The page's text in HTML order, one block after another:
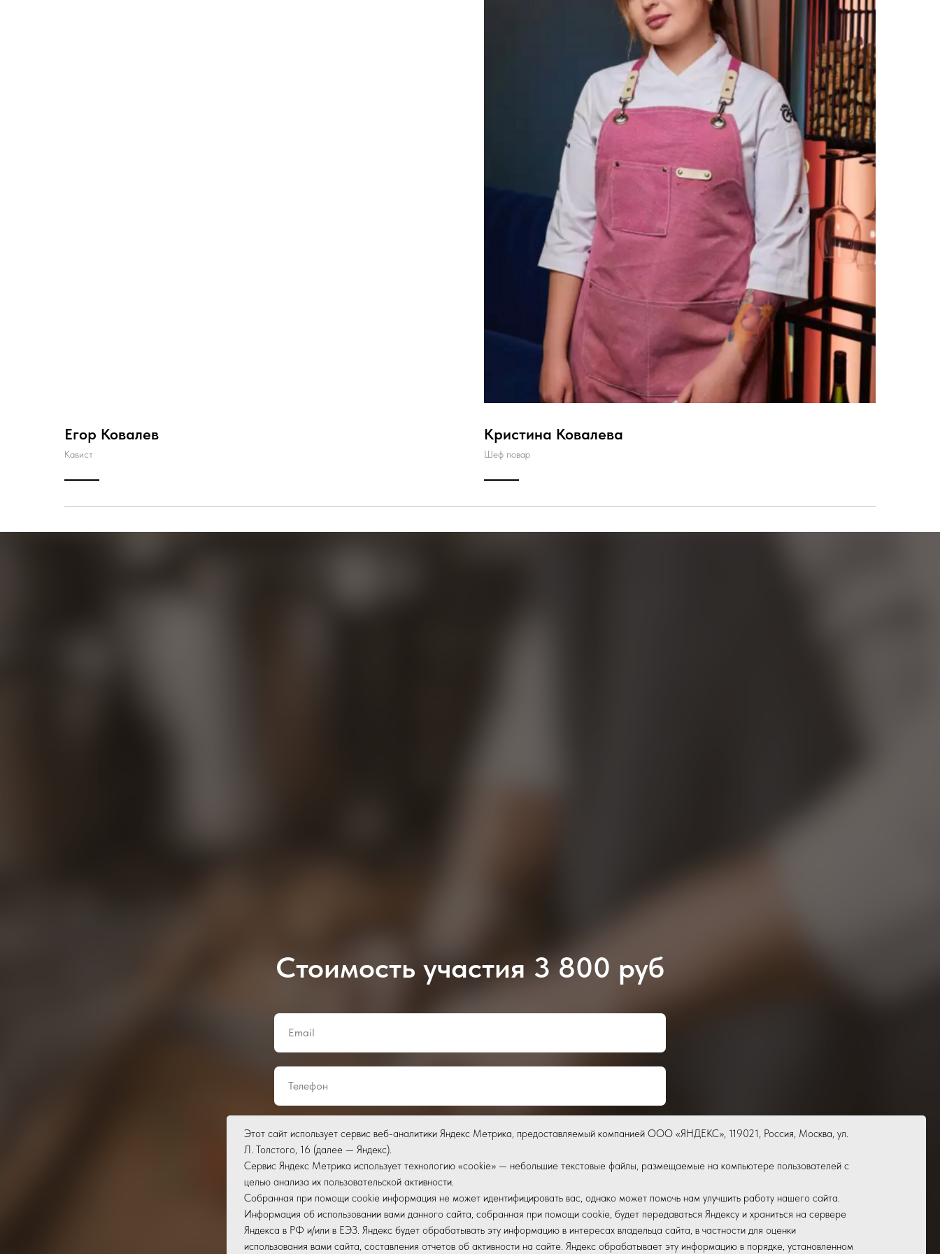
Егор Ковалев
Кавист
Кристина Ковалева
Шеф повар
Стоимость участия 3 800 руб
Отправляя форму, Вы принимаете условия Политики конфиденциальности
и соглашаетесь на обработку
Этот сайт использует сервис веб-аналитики Яндекс Метрика, предоставляемый компанией ООО «ЯНДЕКС», 119021, Россия, Москва, ул.
Л. Толстого, 16 (далее — Яндекс).
Сервис Яндекс Метрика использует технологию «cookie» — небольшие текстовые файлы, размещаемые на компьютере пользователей с
целью анализа их пользовательской активности.
Собранная при помощи cookie информация не может идентифицировать вас, однако может помочь нам улучшить работу нашего сайта.
Информация об использовании вами данного сайта, собранная при помощи cookie, будет передаваться Яндексу и храниться на сервере
Яндекса в РФ и/или в ЕЭЗ. Яндекс будет обрабатывать эту информацию в интересах владельца сайта, в частности для оценки
использования вами сайта, составления отчетов об активности на сайте. Яндекс обрабатывает эту информацию в порядке, установленном